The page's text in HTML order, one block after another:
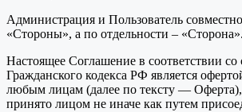
Администрация и Пользователь
«Стороны», а по отдельности – «Сторона».
Настоящее Соглашение в соответствии со
Гражданского кодекса РФ является
любым лицам (далее по тексту —
принято лицом не иначе как путем